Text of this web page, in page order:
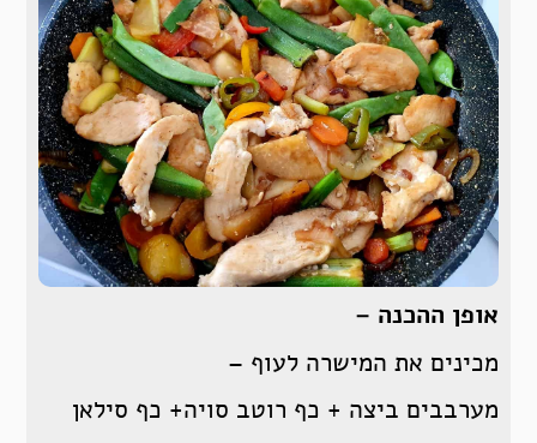
אופן ההכנה –
מכינים את המישרה לעוף –
מערבבים ביצה + כף רוטב סויה+ כף סילאן